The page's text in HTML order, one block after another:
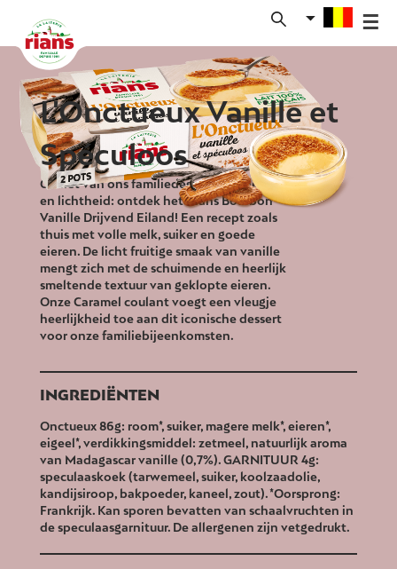
content
L'Onctueux Vanille et
Spéculoos
Geniet van ons familiedessert vol zoetheid
en lichtheid: ontdek het Rians Bourbon
Vanille Drijvend Eiland! Een recept zoals
thuis met volle melk, suiker en goede
eieren. De licht fruitige smaak van vanille
mengt zich met de schuimende en heerlijk
smeltende textuur van geklopte eieren.
Onze Caramel coulant voegt een vleugje
heerlijkheid toe aan dit iconische dessert
voor onze familiebijeenkomsten.
INGREDIËNTEN
Onctueux 86g: room*, suiker, magere melk*, eieren*,
eigeel*, verdikkingsmiddel: zetmeel, natuurlijk aroma
van Madagascar vanille (0,7%). GARNITUUR 4g:
speculaaskoek (tarwemeel, suiker, koolzaadolie,
kandijsiroop, bakpoeder, kaneel, zout). *Oorsprong:
Frankrijk. Kan sporen bevatten van schaalvruchten in
de speculaasgarnituur. De allergenen zijn vetgedrukt.